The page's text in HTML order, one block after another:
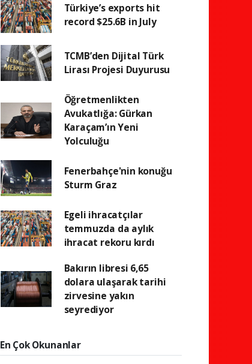
Türkiye’s exports hit
record $25.6B in July
TCMB’den Dijital Türk
Lirası Projesi Duyurusu
Öğretmenlikten
Avukatlığa: Gürkan
Karaçam’ın Yeni
Yolculuğu
Fenerbahçe'nin konuğu
Sturm Graz
Egeli ihracatçılar
temmuzda da aylık
ihracat rekoru kırdı
Bakırın libresi 6,65
dolara ulaşarak tarihi
zirvesine yakın
seyrediyor
En Çok Okunanlar